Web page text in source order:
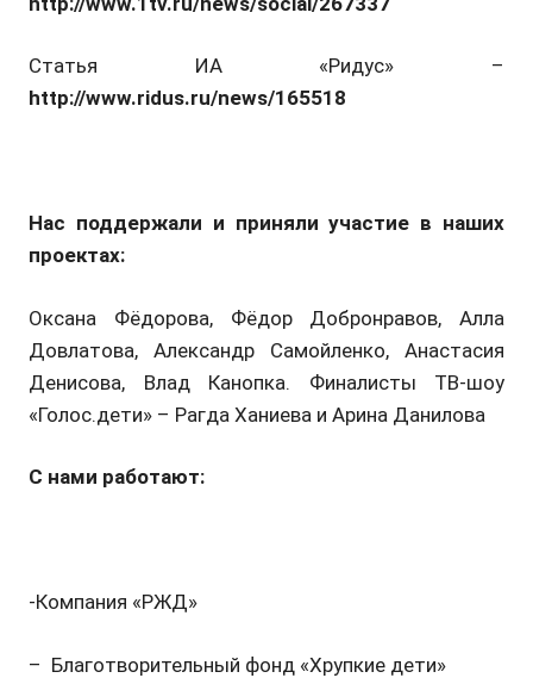
Статья ИА «Ридус» –
http://www.ridus.ru/news/165518
Нас поддержали и приняли участие в наших
проектах:
Оксана Фёдорова, Фёдор Добронравов, Алла
Довлатова, Александр Самойленко, Анастасия
Денисова, Влад Канопка. Финалисты ТВ-шоу
«Голос.дети» – Рагда Ханиева и Арина Данилова
С нами работают:
-Компания «РЖД»
– Благотворительный фонд «Хрупкие дети»